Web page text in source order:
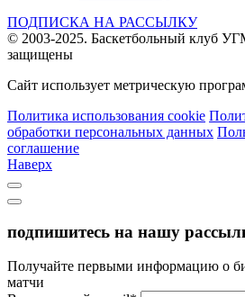
ПОДПИСКА НА РАССЫЛКУ
© 2003-2025. Баскетбольный клуб
защищены
Сайт использует метрическую
Политика использования cookie
обработки персональных данных
соглашение
Наверх
подпишитесь на нашу
Получайте первыми информацию о
матчи